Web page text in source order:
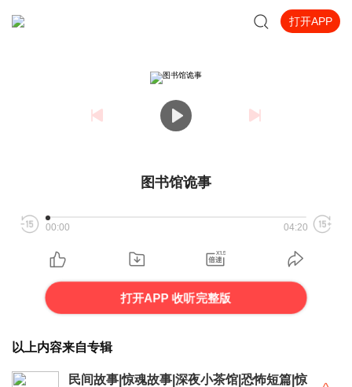
打开APP
图书馆诡事
00:00 04:20
打开APP 收听完整版
以上内容来自专辑
民间故事|惊魂故事|深夜小茶馆|恐怖短篇|惊